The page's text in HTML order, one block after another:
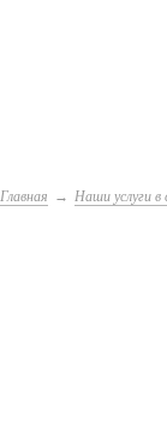
Главная Наши услуги в